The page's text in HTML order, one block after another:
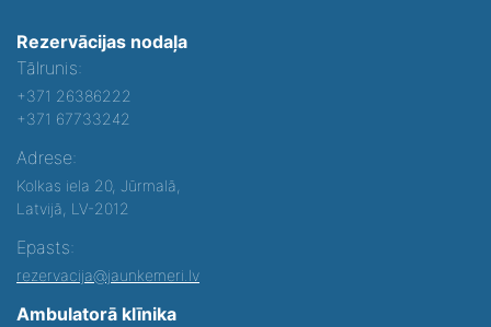
Rezervācijas nodaļa
Tālrunis:
+371 26386222
+371 67733242
Adrese:
Kolkas iela 20, Jūrmalā,
Latvijā, LV-2012
Epasts:
rezervacija@jaunkemeri.lv
Ambulatorā klīnika